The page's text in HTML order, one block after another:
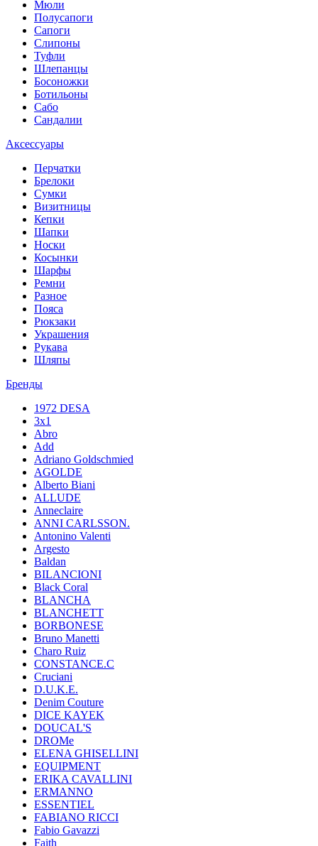
Мюли
Полусапоги
Сапоги
Слипоны
Туфли
Шлепанцы
Босоножки
Ботильоны
Сабо
Сандалии
Аксессуары
Перчатки
Брелоки
Сумки
Визитницы
Кепки
Шапки
Носки
Косынки
Шарфы
Ремни
Разное
Пояса
Рюкзаки
Украшения
Рукава
Шляпы
Бренды
1972 DESA
3x1
Abro
Add
Adriano Goldschmied
AGOLDE
Alberto Biani
ALLUDE
Anneclaire
ANNI CARLSSON.
Antonino Valenti
Argesto
Baldan
BILANCIONI
Black Coral
BLANCHA
BLANCHETT
BORBONESE
Bruno Manetti
Charo Ruiz
CONSTANCE.C
Cruciani
D.U.K.E.
Denim Couture
DICE KAYEK
DOUCAL'S
DROMe
ELENA GHISELLINI
EQUIPMENT
ERIKA CAVALLINI
ERMANNO
ESSENTIEL
FABIANO RICCI
Fabio Gavazzi
Faith